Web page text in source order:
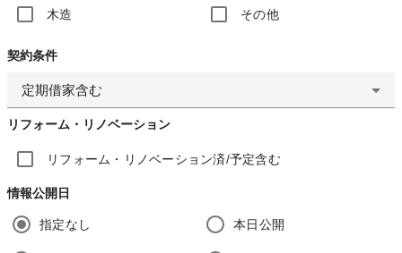
木造 その他
契約条件
定期借家含む
リフォーム・リノベーション
リフォーム・リノベーション済/予定含む
情報公開日
指定なし 本日公開